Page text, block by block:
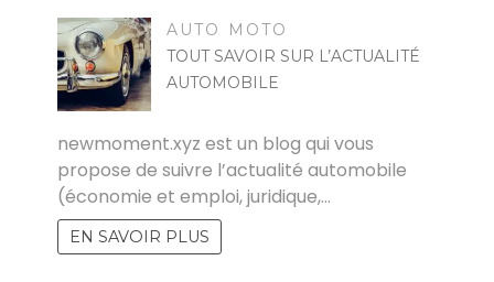
AUTO MOTO
TOUT SAVOIR SUR L’ACTUALITÉ
AUTOMOBILE
newmoment.xyz est un blog qui vous
propose de suivre l’actualité automobile
(économie et emploi, juridique,…
EN SAVOIR PLUS